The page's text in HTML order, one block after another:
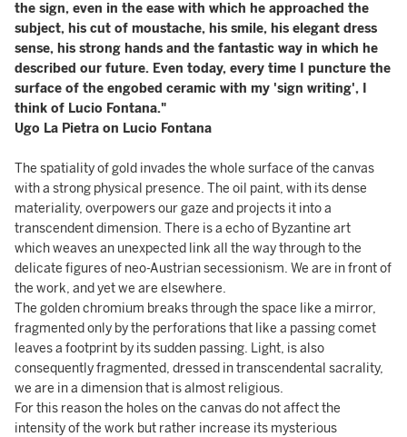
the sign, even in the ease with which he approached the
subject, his cut of moustache, his smile, his elegant dress
sense, his strong hands and the fantastic way in which he
described our future. Even today, every time I puncture the
surface of the engobed ceramic with my 'sign writing', I
think of Lucio Fontana."
Ugo La Pietra on Lucio Fontana
The spatiality of gold invades the whole surface of the canvas
with a strong physical presence. The oil paint, with its dense
materiality, overpowers our gaze and projects it into a
transcendent dimension. There is a echo of Byzantine art
which weaves an unexpected link all the way through to the
delicate figures of neo-Austrian secessionism. We are in front of
the work, and yet we are elsewhere.
The golden chromium breaks through the space like a mirror,
fragmented only by the perforations that like a passing comet
leaves a footprint by its sudden passing. Light, is also
consequently fragmented, dressed in transcendental sacrality,
we are in a dimension that is almost religious.
For this reason the holes on the canvas do not affect the
intensity of the work but rather increase its mysterious